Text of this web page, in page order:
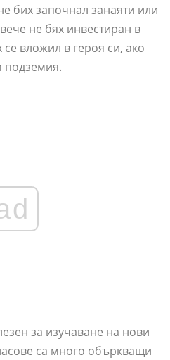
бих започнал занаяти или
не бях инвестиран в
вложил в героя си, ако
подземия.
за изучаване на нови
са много объркващи